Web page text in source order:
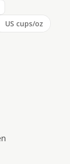
US cups/oz